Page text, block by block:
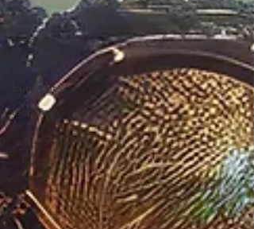
stress
zelfzorg
veerkracht
burn-out
loopbaan